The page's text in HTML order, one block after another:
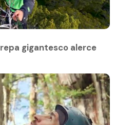
gigantesco alerce